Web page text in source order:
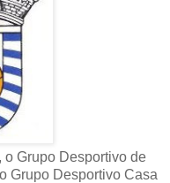
o Grupo Desportivo de
Grupo Desportivo Casa